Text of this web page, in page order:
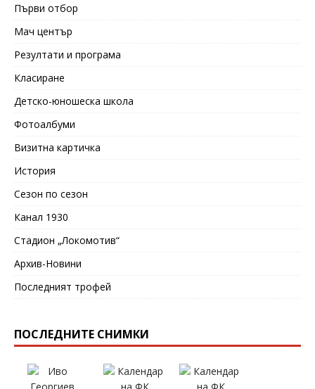
Първи отбор
Мач център
Резултати и програма
Класиране
Детско-юношеска школа
Фотоалбуми
Визитна картичка
История
Сезон по сезон
Канал 1930
Стадион „Локомотив“
Архив-Новини
Последният трофей
ПОСЛЕДНИТЕ СНИМКИ